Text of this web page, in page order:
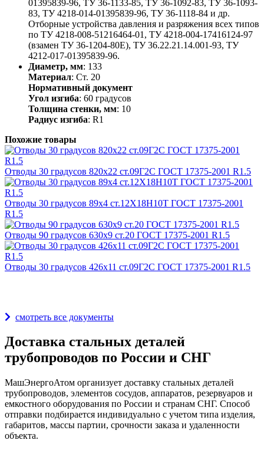
01395839-96, ТУ 36-1133-85, ТУ 36-1092-83, ТУ 36-1093-
83, ТУ 4218-014-01395839-96, ТУ 36-1118-84 и др.
Отборные устройства давления и разряжения всех типов
по ТУ 4218-008-51216464-01, ТУ 4218-004-17416124-97
(взамен ТУ 36-1204-80Е), ТУ 36.22.21.14.001-93, ТУ
4212-017-01395839-96.
Диаметр, мм: 133
Материал: Ст. 20
Нормативный документ
Угол изгиба: 60 градусов
Толщина стенки, мм: 10
Радиус изгиба: R1
Похожие товары
Отводы 30 градусов 820х22 ст.09Г2С ГОСТ 17375-2001 R1.5
Отводы 30 градусов 89х4 ст.12Х18Н10Т ГОСТ 17375-2001
R1.5
Отводы 90 градусов 630х9 ст.20 ГОСТ 17375-2001 R1.5
Отводы 30 градусов 426х11 ст.09Г2С ГОСТ 17375-2001 R1.5
смотреть все документы
Доставка стальных деталей
трубопроводов по России и СНГ
МашЭнергоАтом организует доставку стальных деталей
трубопроводов, элементов сосудов, аппаратов, резервуаров и
емкостного оборудования по России и странам СНГ. Способ
отправки подбирается индивидуально с учетом типа изделия,
габаритов, массы партии, срочности заказа и удаленности
объекта.